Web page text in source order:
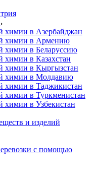
химии в Азербайджан
химии в Армению
химии в Беларуссию
в Казахстан
химии в Кыргызстан
химии в Молдавию
химии в Таджикистан
химии в Туркменистан
в Узбекистан
и изделий
с помощью